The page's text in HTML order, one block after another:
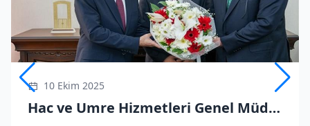
10 Ekim 2025
Hac ve Umre Hizmetleri Genel Müdürü Demirhan göreve başladı